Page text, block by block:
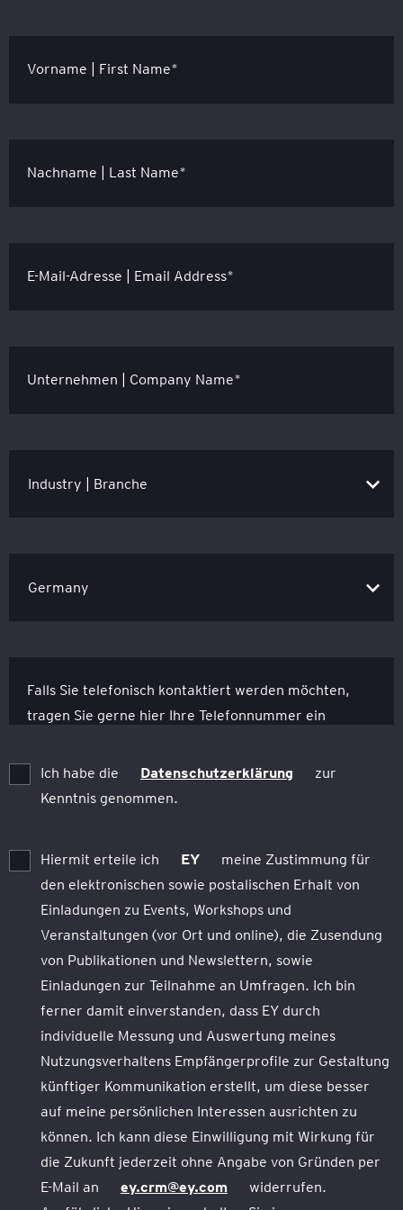
Vorname | First Name*
Nachname | Last Name*
E-Mail-Adresse | Email Address*
Unternehmen | Company Name*
Falls Sie telefonisch kontaktiert werden möchten,
tragen Sie gerne hier Ihre Telefonnummer ein
Ich habe die Datenschutzerklärung
zur
Kenntnis genommen.
Hiermit erteile ich EY
meine Zustimmung für
den elektronischen sowie postalischen Erhalt von
Einladungen zu Events, Workshops und
Veranstaltungen (vor Ort und online), die Zusendung
von Publikationen und Newslettern, sowie
Einladungen zur Teilnahme an Umfragen. Ich bin
ferner damit einverstanden, dass EY durch
individuelle Messung und Auswertung meines
Nutzungsverhaltens Empfängerprofile zur Gestaltung
künftiger Kommunikation erstellt, um diese besser
auf meine persönlichen Interessen ausrichten zu
können. Ich kann diese Einwilligung mit Wirkung für
die Zukunft jederzeit ohne Angabe von Gründen per
E-Mail an
ey.crm@ey.com
widerrufen.